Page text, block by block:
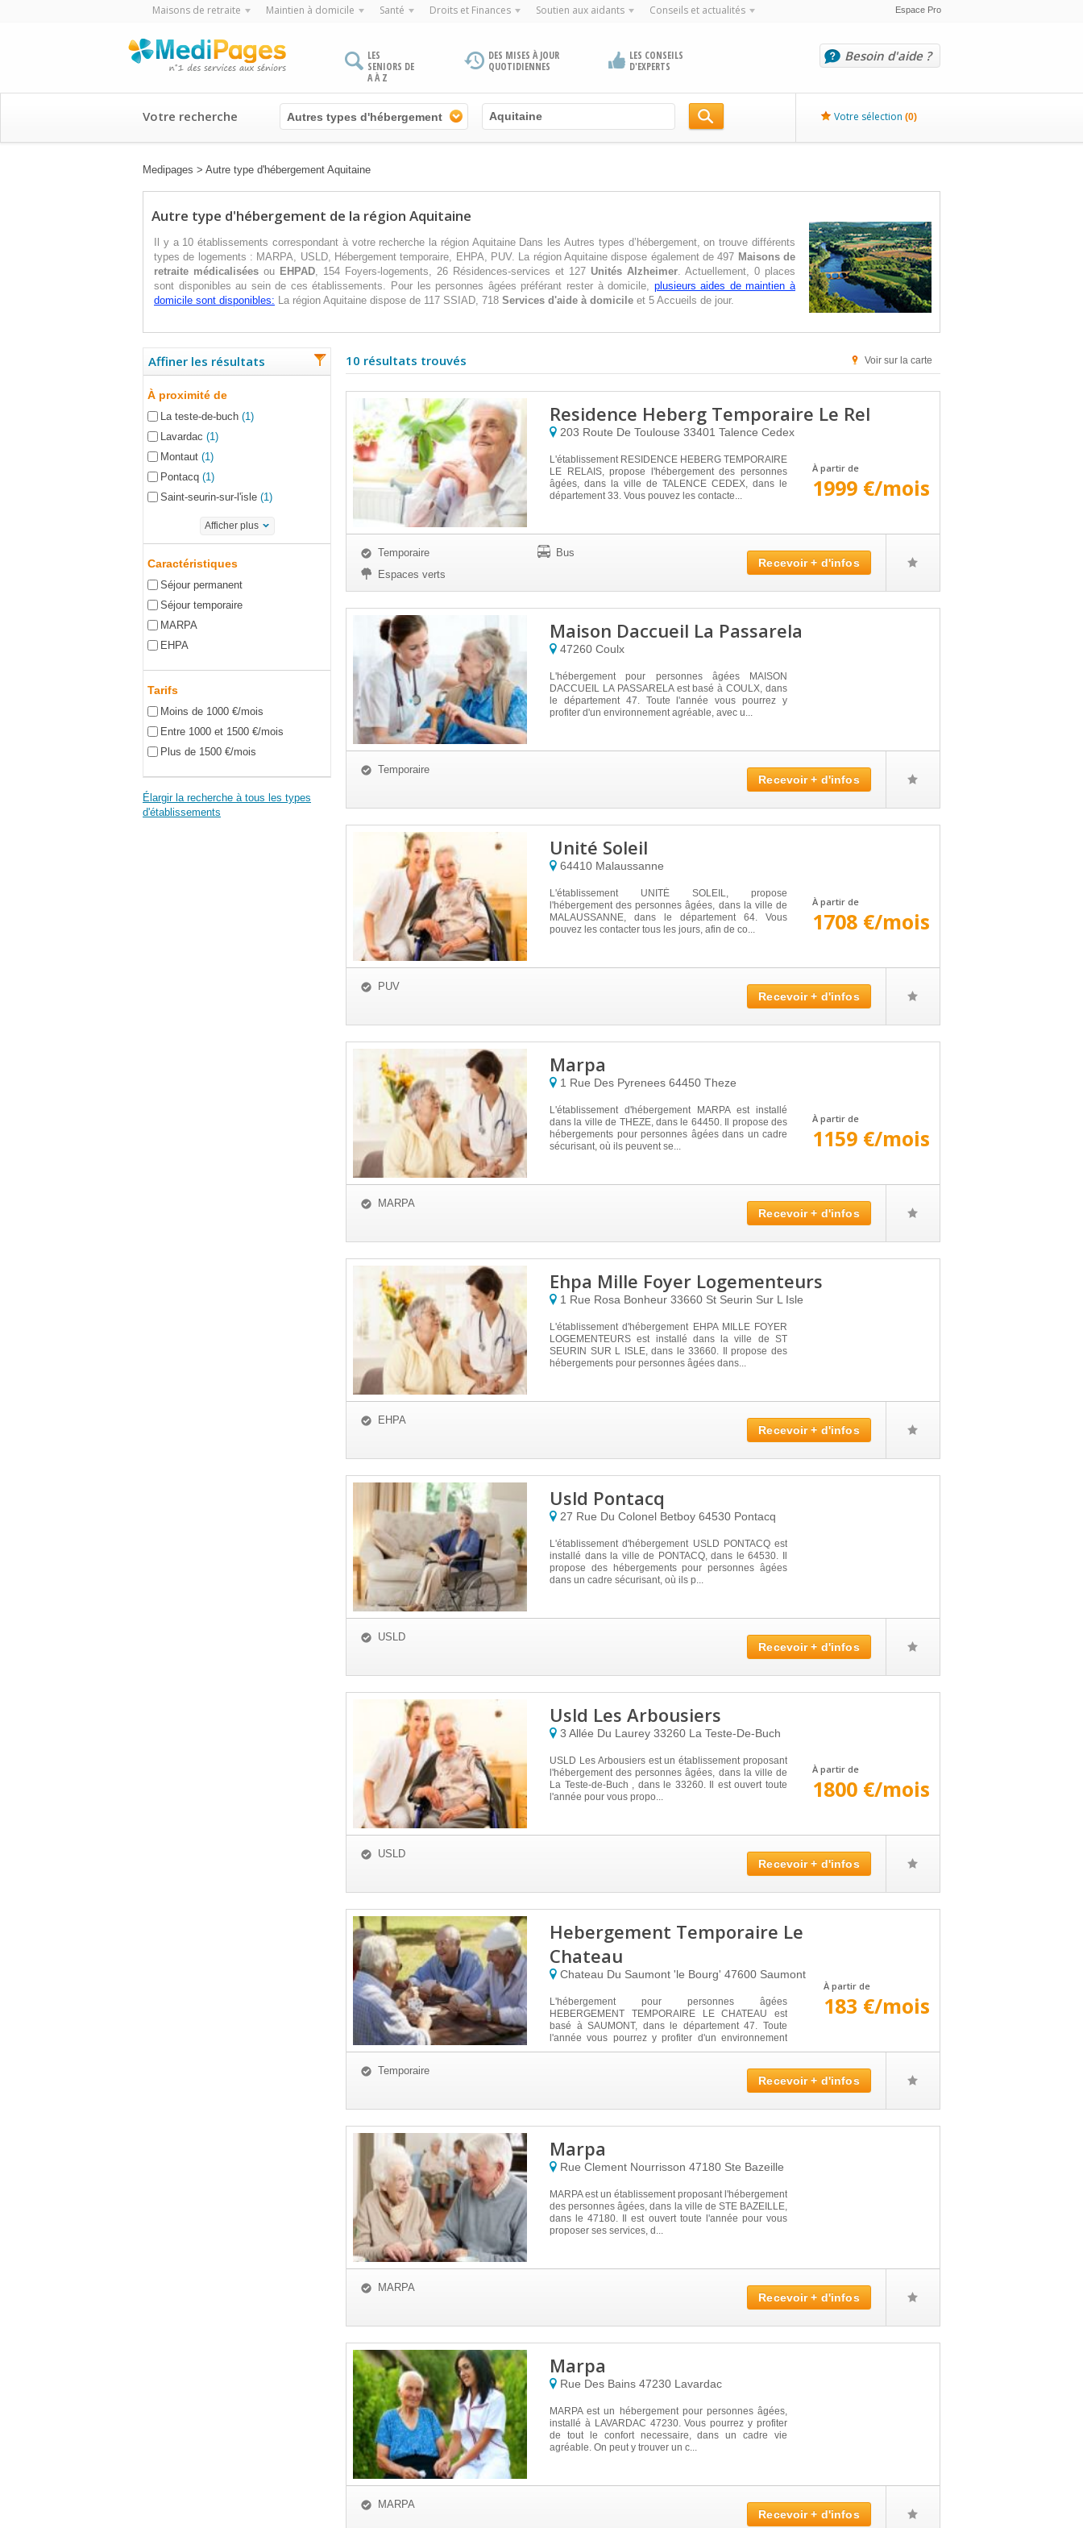
Maisons de retraite Maintien à domicile Santé Droits et Finances Soutien aux aidants Conseils et actualités Espace Pro
LES
SENIORS DE
A À Z
DES MISES À JOUR
QUOTIDIENNES
LES CONSEILS
D'EXPERTS
Besoin d'aide ?
Votre recherche Autres types d'hébergement Votre sélection (0)
Medipages > Autre type d'hébergement Aquitaine
Autre type d'hébergement de la région Aquitaine
Il y a 10 établissements correspondant à votre recherche la région Aquitaine Dans les Autres types d’hébergement, on trouve différents
types de logements : MARPA, USLD, Hébergement temporaire, EHPA, PUV. La région Aquitaine dispose également de 497 Maisons de
retraite médicalisées ou EHPAD, 154 Foyers-logements, 26 Résidences-services et 127 Unités Alzheimer. Actuellement, 0 places
sont disponibles au sein de ces établissements. Pour les personnes âgées préférant rester à domicile, plusieurs aides de maintien à
domicile sont disponibles: La région Aquitaine dispose de 117 SSIAD, 718 Services d'aide à domicile et 5 Accueils de jour.
Affiner les résultats
À proximité de
La teste-de-buch (1)
Lavardac (1)
Montaut (1)
Pontacq (1)
Saint-seurin-sur-l'isle (1)
Afficher plus
Caractéristiques
Séjour permanent
Séjour temporaire
MARPA
EHPA
Tarifs
Moins de 1000 €/mois
Entre 1000 et 1500 €/mois
Plus de 1500 €/mois
Élargir la recherche à tous les types
d'établissements
10 résultats trouvés Voir sur la carte
Residence Heberg Temporaire Le Rel
203 Route De Toulouse 33401 Talence Cedex
L'établissement RESIDENCE HEBERG TEMPORAIRE
LE RELAIS, propose l'hébergement des personnes
âgées, dans la ville de TALENCE CEDEX, dans le
département 33. Vous pouvez les contacte...
À partir de
1999 €/mois
Temporaire
Espaces verts
Bus
Recevoir + d'infos
Maison Daccueil La Passarela
47260 Coulx
L'hébergement pour personnes âgées MAISON
DACCUEIL LA PASSARELA est basé à COULX, dans
le département 47. Toute l'année vous pourrez y
profiter d'un environnement agréable, avec u...
Temporaire
Recevoir + d'infos
Unité Soleil
64410 Malaussanne
L'établissement UNITÉ SOLEIL, propose
l'hébergement des personnes âgées, dans la ville de
MALAUSSANNE, dans le département 64. Vous
pouvez les contacter tous les jours, afin de co...
À partir de
1708 €/mois
PUV
Recevoir + d'infos
Marpa
1 Rue Des Pyrenees 64450 Theze
L'établissement d'hébergement MARPA est installé
dans la ville de THEZE, dans le 64450. Il propose des
hébergements pour personnes âgées dans un cadre
sécurisant, où ils peuvent se...
À partir de
1159 €/mois
MARPA
Recevoir + d'infos
Ehpa Mille Foyer Logementeurs
1 Rue Rosa Bonheur 33660 St Seurin Sur L Isle
L'établissement d'hébergement EHPA MILLE FOYER
LOGEMENTEURS est installé dans la ville de ST
SEURIN SUR L ISLE, dans le 33660. Il propose des
hébergements pour personnes âgées dans...
EHPA
Recevoir + d'infos
Usld Pontacq
27 Rue Du Colonel Betboy 64530 Pontacq
L'établissement d'hébergement USLD PONTACQ est
installé dans la ville de PONTACQ, dans le 64530. Il
propose des hébergements pour personnes âgées
dans un cadre sécurisant, où ils p...
USLD
Recevoir + d'infos
Usld Les Arbousiers
3 Allée Du Laurey 33260 La Teste-De-Buch
USLD Les Arbousiers est un établissement proposant
l'hébergement des personnes âgées, dans la ville de
La Teste-de-Buch , dans le 33260. Il est ouvert toute
l'année pour vous propo...
À partir de
1800 €/mois
USLD
Recevoir + d'infos
Hebergement Temporaire Le
Chateau
Chateau Du Saumont 'le Bourg' 47600 Saumont
L'hébergement pour personnes âgées
HEBERGEMENT TEMPORAIRE LE CHATEAU est
basé à SAUMONT, dans le département 47. Toute
l'année vous pourrez y profiter d'un environnement
agréable,...
À partir de
183 €/mois
Temporaire
Recevoir + d'infos
Marpa
Rue Clement Nourrisson 47180 Ste Bazeille
MARPA est un établissement proposant l'hébergement
des personnes âgées, dans la ville de STE BAZEILLE,
dans le 47180. Il est ouvert toute l'année pour vous
proposer ses services, d...
MARPA
Recevoir + d'infos
Marpa
Rue Des Bains 47230 Lavardac
MARPA est un hébergement pour personnes âgées,
installé à LAVARDAC 47230. Vous pourrez y profiter
de tout le confort necessaire, dans un cadre vie
agréable. On peut y trouver un c...
MARPA
Recevoir + d'infos